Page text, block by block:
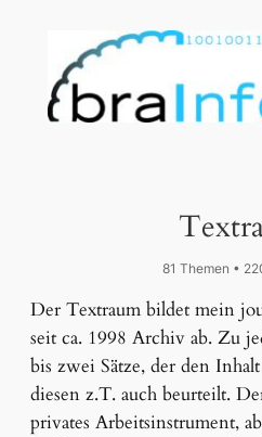
81 Themen •
Der Textraum bildet mein
seit ca. 1998 Archiv ab. Zu
bis zwei Sätze, der den
diesen z.T. auch beurteilt.
privates Arbeitsinstrument,